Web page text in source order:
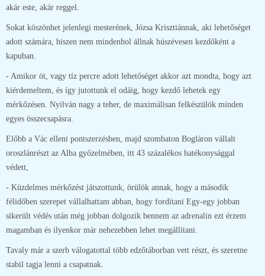
akár este, akár reggel.
Sokat köszönhet jelenlegi mesterének, Józsa Krisztiánnak, aki lehetőséget
adott számára, hiszen nem mindenhol állnak húszévesen kezdőként a
kapuban.
- Amikor öt, vagy tíz percre adott lehetőséget akkor azt mondta, hogy azt
kiérdemeltem, és így jutottunk el odáig, hogy kezdő lehetek egy
mérkőzésen. Nyilván nagy a teher, de maximálisan felkészülök minden
egyes összecsapásra.
Előbb a Vác elleni pontszerzésben, majd szombaton Bogláron vállalt
oroszlánrészt az Alba győzelmében, itt 43 százalékos hatékonysággal
védett,
- Küzdelmes mérkőzést játszottunk, örülök annak, hogy a második
félidőben szerepet vállalhattam abban, hogy fordítani Egy-egy jobban
sikerült védés után még jobban dolgozik bennem az adrenalin ezt érzem
magamban és ilyenkor már nehezebben lehet megállítani.
Tavaly már a szerb válogatottal több edzőtáborban vett részt, és szeretne
stabil tagja lenni a csapatnak.